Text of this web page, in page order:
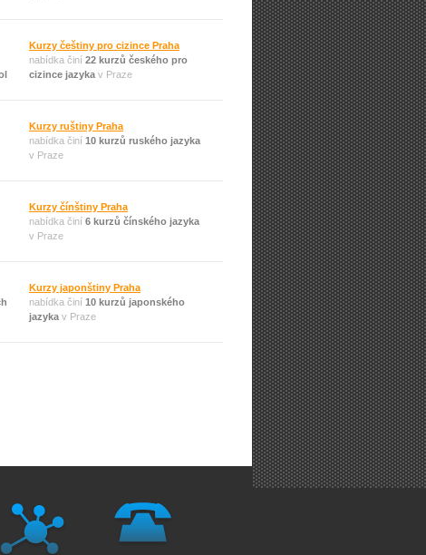
Kurzy češtiny pro cizince Praha
nabídka činí 22 kurzů českého pro
cizince jazyka v Praze
Kurzy ruštiny Praha
nabídka činí 10 kurzů ruského jazyka
v Praze
Kurzy čínštiny Praha
nabídka činí 6 kurzů čínského jazyka
v Praze
Kurzy japonštiny Praha
nabídka činí 10 kurzů japonského
jazyka v Praze